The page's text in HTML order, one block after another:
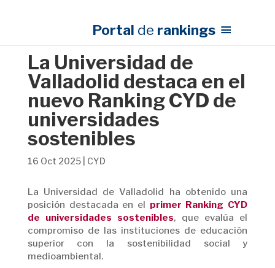
Portal de rankings
La Universidad de
Valladolid destaca en el
nuevo Ranking CYD de
universidades
sostenibles
16 Oct 2025| CYD
La Universidad de Valladolid ha obtenido una
posición destacada en el primer Ranking CYD
de universidades sostenibles, que evalúa el
compromiso de las instituciones de educación
superior con la sostenibilidad social y
medioambiental.